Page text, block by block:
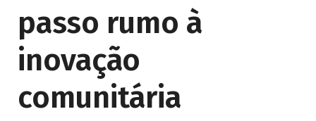
passo rumo à
inovação
comunitária